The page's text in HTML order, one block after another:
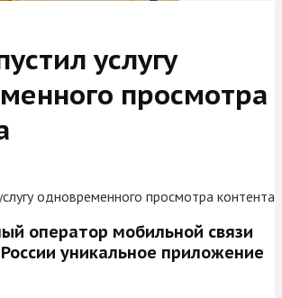
услугу
просмотра
оператор мобильной связи
уникальное приложение